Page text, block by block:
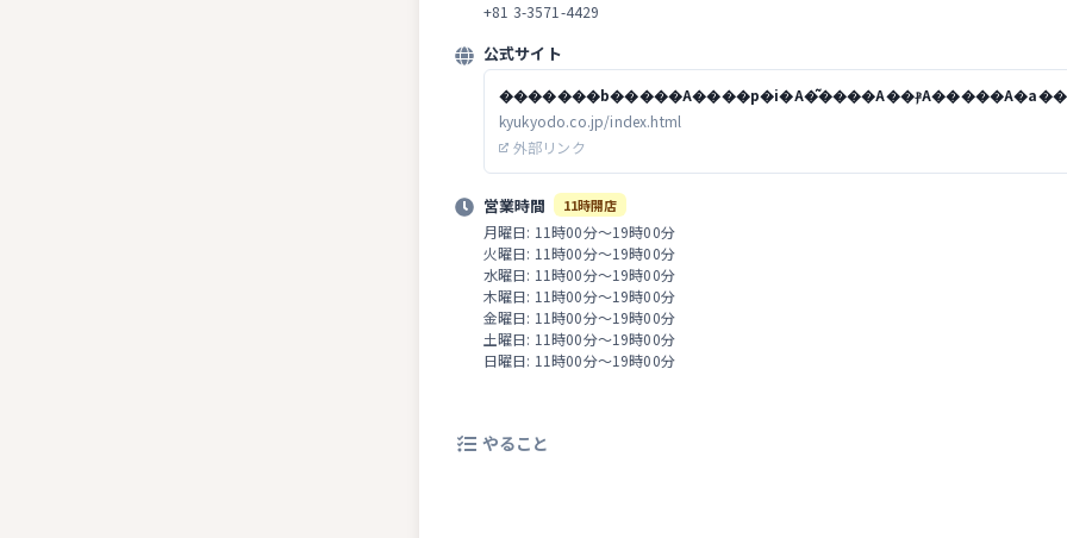
+81 3-3571-4429
公式サイト
kyukyodo.co.jp/index.html
外部リンク
営業時間 11時開店
月曜日: 11時00分～19時00分
火曜日: 11時00分～19時00分
水曜日: 11時00分～19時00分
木曜日: 11時00分～19時00分
金曜日: 11時00分～19時00分
土曜日: 11時00分～19時00分
日曜日: 11時00分～19時00分
やること